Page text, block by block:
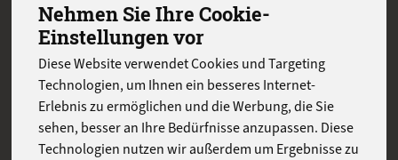
Nehmen Sie Ihre Cookie-
Einstellungen vor
Diese Website verwendet Cookies und Targeting
Technologien, um Ihnen ein besseres Internet-
Erlebnis zu ermöglichen und die Werbung, die Sie
sehen, besser an Ihre Bedürfnisse anzupassen. Diese
Technologien nutzen wir außerdem um Ergebnisse zu
Schafskäse-Zucchini-
Quiche